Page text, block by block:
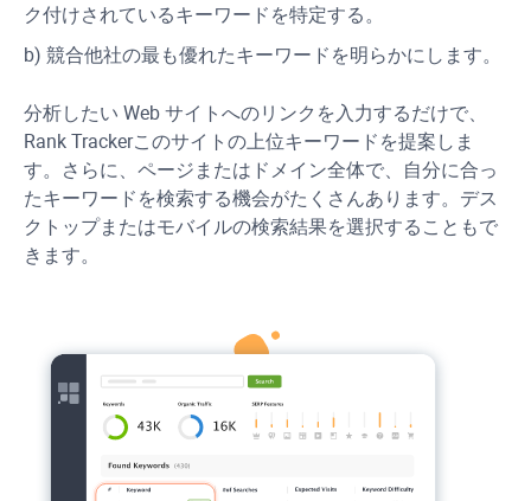
ク付けされているキーワードを特定する。
b) 競合他社の最も優れたキーワードを明らかにします。
分析したい Web サイトへのリンクを入力するだけで、
Rank Trackerこのサイトの上位キーワードを提案しま
す。さらに、ページまたはドメイン全体で、自分に合っ
たキーワードを検索する機会がたくさんあります。デス
クトップまたはモバイルの検索結果を選択することもで
きます。